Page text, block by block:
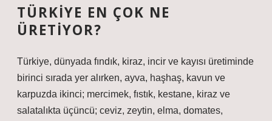
TÜRKIYE EN ÇOK NE
ÜRETIYOR?
Türkiye, dünyada fındık, kiraz, incir ve kayısı üretiminde
birinci sırada yer alırken, ayva, haşhaş, kavun ve
karpuzda ikinci; mercimek, fıstık, kestane, kiraz ve
salatalıkta üçüncü; ceviz, zeytin, elma, domates,